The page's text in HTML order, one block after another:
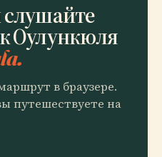
Оулункюля
в браузере.
путешествуете на